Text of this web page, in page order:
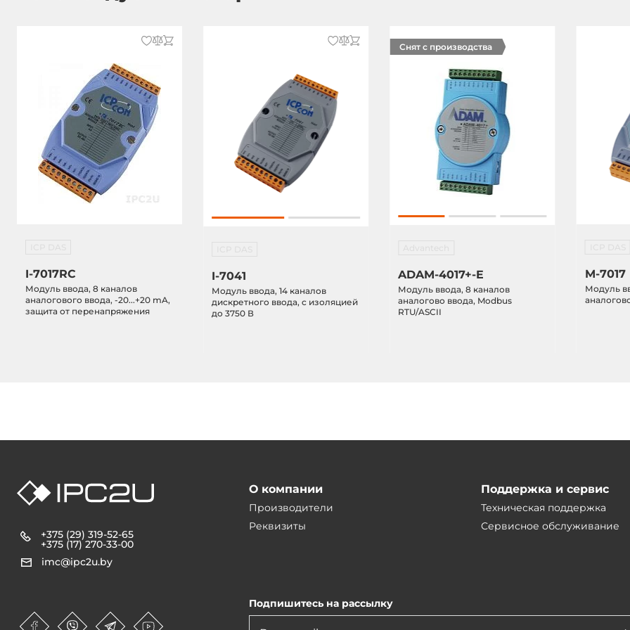
I-7017RC
Модуль ввода, 8 каналов
аналогового ввода, -20...+20 mA,
защита от перенапряжения
I-7041
Модуль ввода, 14 каналов
дискретного ввода, c изоляцией
до 3750 В
Снят с производства
ADAM-4017+-E
Модуль ввода, 8 каналов
аналогово ввода, Modbus
RTU/ASCII
M-7017
Модуль
+375 (29) 319-52-65
+375 (17) 270-33-00
imc@ipc2u.by
О компании
Производители
Реквизиты
Поддержка и сервис
Техническая поддержка
Сервисное обслуживание
Подпишитесь на рассылку